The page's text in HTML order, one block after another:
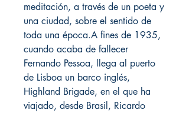
meditación, a través de un poeta y
una ciudad, sobre el sentido de
toda una época.A fines de 1935,
cuando acaba de fallecer
Fernando Pessoa, llega al puerto
de Lisboa un barco inglés,
Highland Brigade, en el que ha
viajado, desde Brasil, Ricardo